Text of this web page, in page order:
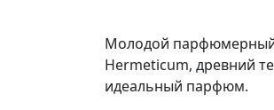
Молодой парфюмерный
Hermeticum, древний
идеальный парфюм.